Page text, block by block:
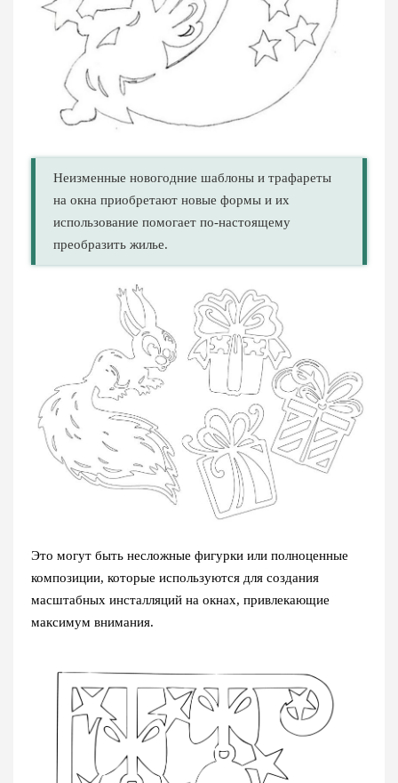
Неизменные новогодние шаблоны и трафареты
на окна приобретают новые формы и их
использование помогает по-настоящему
преобразить жилье.
Это могут быть несложные фигурки или полноценные
композиции, которые используются для создания
масштабных инсталляций на окнах, привлекающие
максимум внимания.